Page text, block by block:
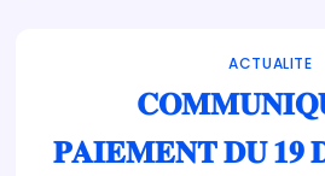
ACTUALITE
𝐏𝐀𝐈𝐄𝐌𝐄𝐍𝐓 𝐃𝐔